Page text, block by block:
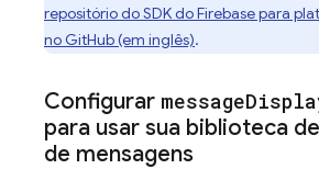
repositório do SDK do Firebase para
no GitHub (em inglês).
Configurar message
para usar sua biblioteca
de mensagens